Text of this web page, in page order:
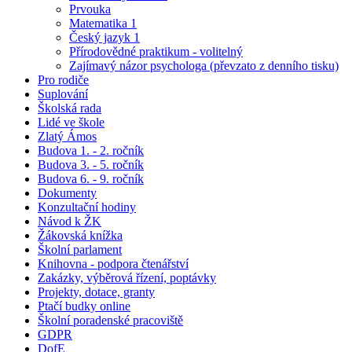
Prvouka
Matematika 1
Český jazyk 1
Přírodovědné praktikum - volitelný
Zajímavý názor psychologa (převzato z denního tisku)
Pro rodiče
Suplování
Školská rada
Lidé ve škole
Zlatý Ámos
Budova 1. - 2. ročník
Budova 3. - 5. ročník
Budova 6. - 9. ročník
Dokumenty
Konzultační hodiny
Návod k ŽK
Žákovská knížka
Školní parlament
Knihovna - podpora čtenářství
Zakázky, výběrová řízení, poptávky
Projekty, dotace, granty
Ptačí budky online
Školní poradenské pracoviště
GDPR
DofE